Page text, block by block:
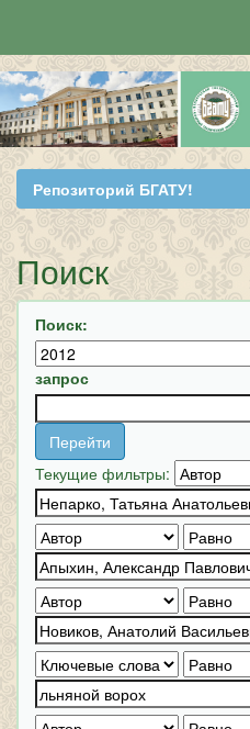
Skip
navigation
Репозиторий БГАТУ!
Поиск
Поиск:
запрос
Текущие фильтры: